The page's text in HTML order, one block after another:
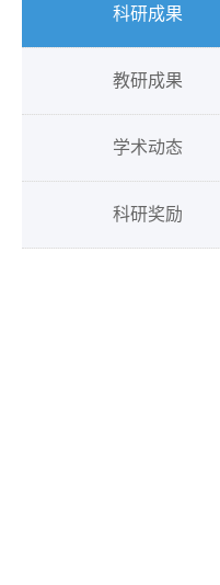
科研成果
教研成果
学术动态
科研奖励